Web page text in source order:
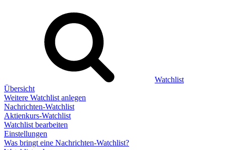
Watchlist
Übersicht
Weitere Watchlist anlegen
Nachrichten-Watchlist
Aktienkurs-Watchlist
Watchlist bearbeiten
Einstellungen
Was bringt eine Nachrichten-Watchlist?